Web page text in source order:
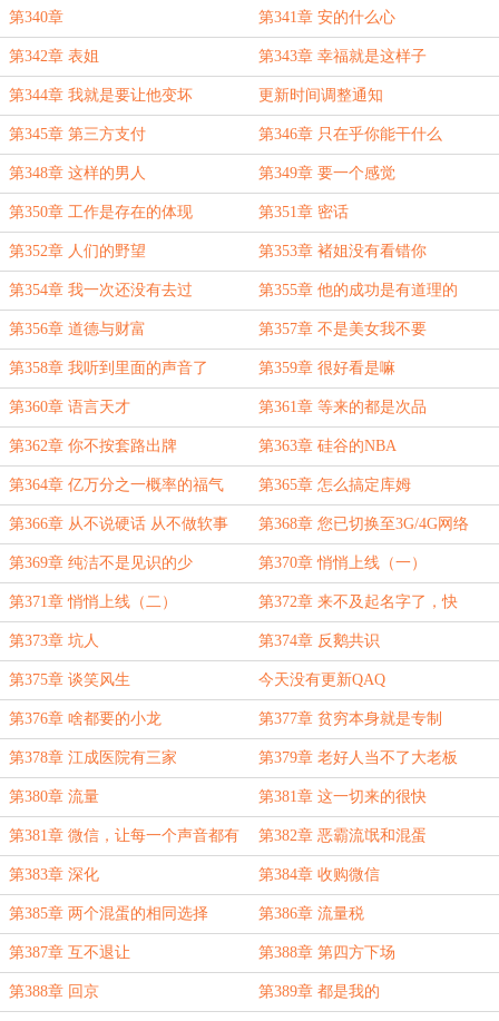
第340章 第341章 安的什么心
第342章 表姐 第343章 幸福就是这样子
第344章 我就是要让他变坏 更新时间调整通知
第345章 第三方支付 第346章 只在乎你能干什么
第348章 这样的男人 第349章 要一个感觉
第350章 工作是存在的体现 第351章 密话
第352章 人们的野望 第353章 褚姐没有看错你
第354章 我一次还没有去过 第355章 他的成功是有道理的
第356章 道德与财富 第357章 不是美女我不要
第358章 我听到里面的声音了 第359章 很好看是嘛
第360章 语言天才 第361章 等来的都是次品
第362章 你不按套路出牌 第363章 硅谷的NBA
第364章 亿万分之一概率的福气 第365章 怎么搞定库姆
第366章 从不说硬话 从不做软事
（求订阅）
第368章 您已切换至3G/4G网络
第369章 纯洁不是见识的少 第370章 悄悄上线（一）
第371章 悄悄上线（二） 第372章 来不及起名字了，快
第373章 坑人 第374章 反鹅共识
第375章 谈笑风生 今天没有更新QAQ
第376章 啥都要的小龙 第377章 贫穷本身就是专制
第378章 江成医院有三家 第379章 老好人当不了大老板
第380章 流量 第381章 这一切来的很快
第381章 微信，让每一个声音都有
意义
第382章 恶霸流氓和混蛋
第383章 深化 第384章 收购微信
第385章 两个混蛋的相同选择 第386章 流量税
第387章 互不退让 第388章 第四方下场
第388章 回京 第389章 都是我的